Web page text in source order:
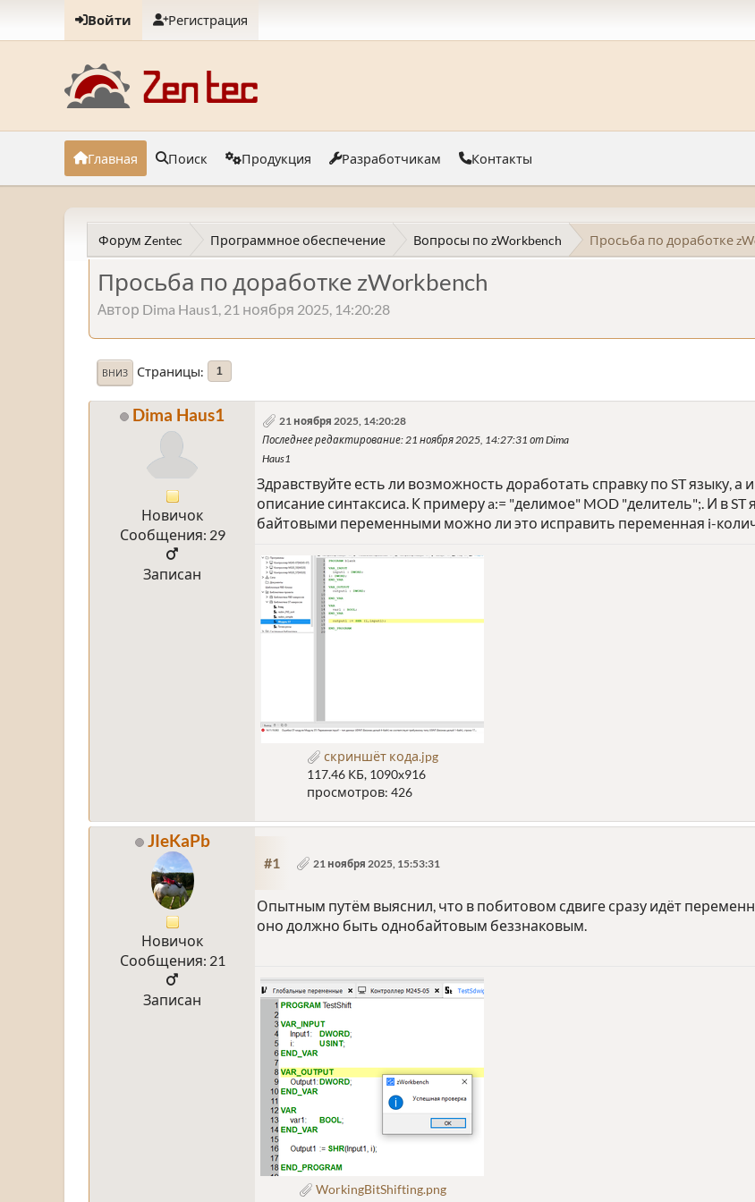
Войти Регистрация
Главная Поиск Продукция Разработчикам Контакты
Форум Zentec Программное обеспечение Вопросы по zWorkbench Просьба по доработке
Просьба по доработке zWorkbench
Автор Dima Haus1, 21 ноября 2025, 14:20:28
ВНИЗ Страницы 1
Dima Haus1
Новичок
Сообщения: 29
Записан
21 ноября 2025, 14:20:28
Последнее редактирование: 21 ноября 2025, 14:27:31 от Dima
Haus1
Здравствуйте есть ли возможность доработать справку по ST языку,
описание синтаксиса. К примеру a:= "делимое" MOD "делитель";. И в
байтовыми переменными можно ли это исправить переменная i-
скриншёт кода.jpg
117.46 КБ, 1090x916
просмотров: 426
JIeKaPb
Новичок
Сообщения: 21
Записан
#1 21 ноября 2025, 15:53:31
Опытным путём выяснил, что в побитовом сдвиге сразу идёт
оно должно быть однобайтовым беззнаковым.
WorkingBitShifting.png